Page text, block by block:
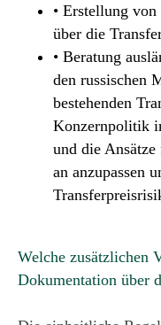
• Erstellung
über die
• Beratung
den russischen
bestehenden
Konzernpolitik
und die
an anzupassen
Welche zusätzlichen
Dokumentation über